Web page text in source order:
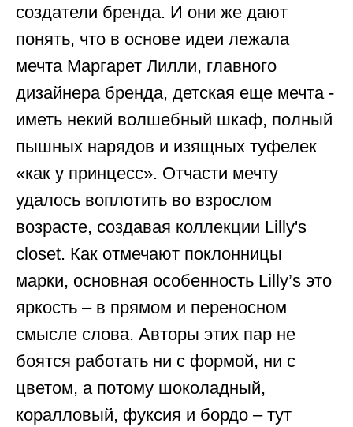
создатели бренда. И они же дают
понять, что в основе идеи лежала
мечта Маргарет Лилли, главного
дизайнера бренда, детская еще мечта -
иметь некий волшебный шкаф, полный
пышных нарядов и изящных туфелек
«как у принцесс». Отчасти мечту
удалось воплотить во взрослом
возрасте, создавая коллекции Lilly's
closet. Как отмечают поклонницы
марки, основная особенность Lilly’s это
яркость – в прямом и переносном
смысле слова. Авторы этих пар не
боятся работать ни с формой, ни с
цветом, а потому шоколадный,
коралловый, фуксия и бордо – тут